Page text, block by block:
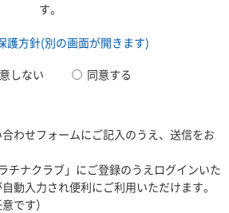
す。
護方針(別の画面が開きます)
しない
同意する
わせフォームにご記入のうえ、送信をお
チナクラブ」にご登録のうえログインいた
動入力され便利にご利用いただけます。
です）